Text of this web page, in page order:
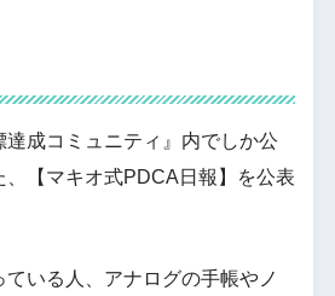
成コミュニティ』内でしか公
、【マキオ式PDCA日報】を公表
ている人、アナログの手帳やノ